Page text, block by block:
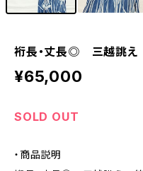
裄長・丈長◎ 三越誂
¥65,000
SOLD OUT
・商品説明